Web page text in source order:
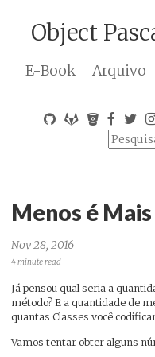
Object
E-Book Arquivo
Menos é Mais
Nov 28, 2016
4 minute read
Já pensou qual seria a
método? E a quantidade de
quantas Classes você
Vamos tentar obter alguns